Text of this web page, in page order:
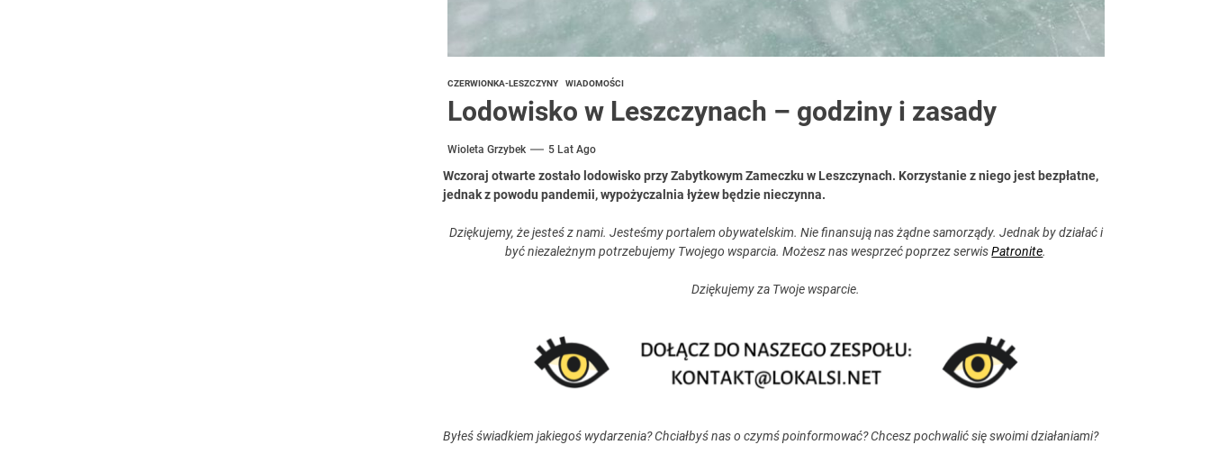
CZERWIONKA-LESZCZYNY WIADOMOŚCI
Lodowisko w Leszczynach – godziny i zasady
Wioleta Grzybek 5 Lat Ago
Wczoraj otwarte zostało lodowisko przy Zabytkowym Zameczku w Leszczynach. Korzystanie z niego jest bezpłatne,
jednak z powodu pandemii, wypożyczalnia łyżew będzie nieczynna.
Dziękujemy, że jesteś z nami. Jesteśmy portalem obywatelskim. Nie finansują nas żądne samorządy. Jednak by działać i
być niezależnym potrzebujemy Twojego wsparcia. Możesz nas wesprzeć poprzez serwisPatronite.
Dziękujemy za Twoje wsparcie.
Byłeś świadkiem jakiegoś wydarzenia? Chciałbyś nas o czymś poinformować? Chcesz pochwalić się swoimi działaniami?